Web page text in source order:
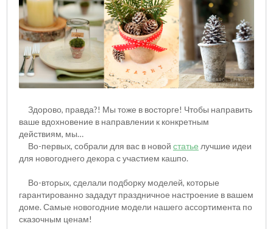
Здорово, правда?! Мы тоже в восторге! Чтобы направить
ваше вдохновение в направлении к конкретным
действиям, мы…
Во-первых, собрали для вас в новой статье лучшие идеи
для новогоднего декора с участием кашпо.
Во-вторых, сделали подборку моделей, которые
гарантированно зададут праздничное настроение в вашем
доме. Самые новогодние модели нашего ассортимента по
сказочным ценам!